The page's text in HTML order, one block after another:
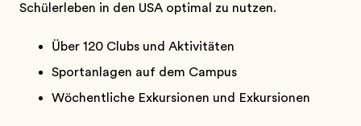
Schülerleben in den USA optimal zu nutzen.
Über 120 Clubs und Aktivitäten
Sportanlagen auf dem Campus
Wöchentliche Exkursionen und Exkursionen